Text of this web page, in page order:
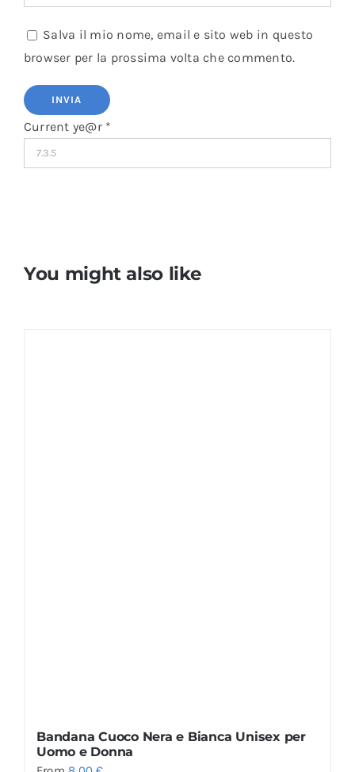
Salva il mio nome, email e sito web in questo
browser per la prossima volta che commento.
Current ye@r *
You might also like
Bandana Cuoco Nera e Bianca Unisex per
Uomo e Donna